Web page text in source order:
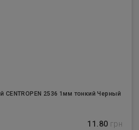
CENTROPEN 2536 1мм тонкий Черный
11.80 грн